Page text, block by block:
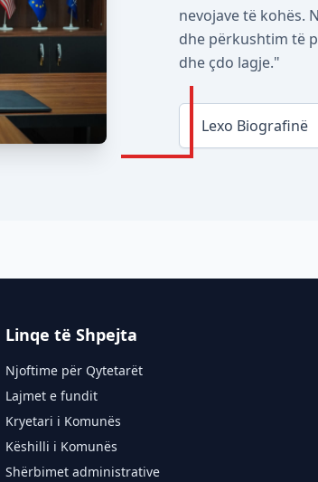
nevojave të kohës.
dhe përkushtim të
dhe çdo lagje."
Lexo Biografinë
Linqe të Shpejta
Njoftime për Qytetarët
Lajmet e fundit
Kryetari i Komunës
Këshilli i Komunës
Shërbimet administrative